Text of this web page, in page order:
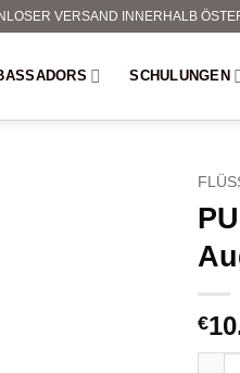
VERSAND INNERHALB
SCHULUNGEN
€